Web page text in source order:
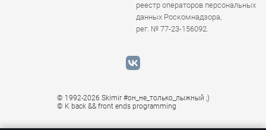
реестр операторов персональных
данных Роскомнадзора,
рег. № 77-23-156092.
© 1992-2026 Skimir #он_не_только_лыжный ;)
© K back && front ends programming